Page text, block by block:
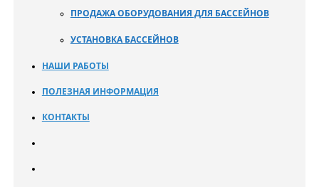
ПРОДАЖА ОБОРУДОВАНИЯ ДЛЯ БАССЕЙНОВ
УСТАНОВКА БАССЕЙНОВ
НАШИ РАБОТЫ
ПОЛЕЗНАЯ ИНФОРМАЦИЯ
КОНТАКТЫ